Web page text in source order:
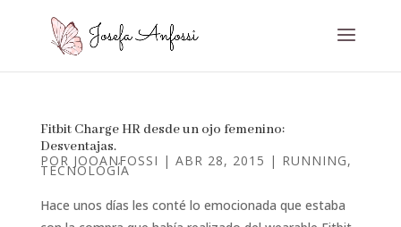
Fitbit Charge HR desde un ojo femenino:
Desventajas.
POR JOOANFOSSI | ABR 28, 2015 | RUNNING,
TECNOLOGÍA
Hace unos días les conté lo emocionada que estaba